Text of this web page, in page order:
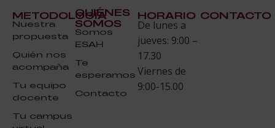
METODOLOGÍA
Nuestra
propuesta
Quién nos
acompaña
Tu equipo
docente
Tu campus
QUIÉNES
SOMOS
Somos
ESAH
Te
esperamos
Contacto
HORARIO
De lunes a
jueves: 9:00 –
17.30
Viernes de
9:00-15.00
CONTACTO